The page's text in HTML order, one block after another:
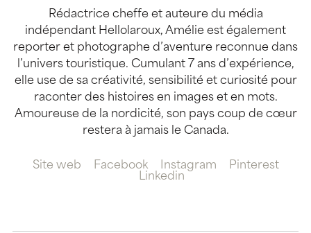
Rédactrice cheffe et auteure du média
indépendant Hellolaroux, Amélie est également
reporter et photographe d’aventure reconnue dans
l’univers touristique. Cumulant 7 ans d’expérience,
elle use de sa créativité, sensibilité et curiosité pour
raconter des histoires en images et en mots.
Amoureuse de la nordicité, son pays coup de cœur
restera à jamais le Canada.
Site web Facebook Instagram
Pinterest
Linkedin